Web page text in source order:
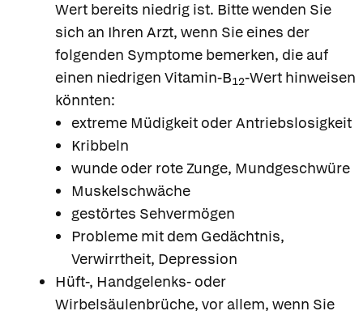
Wert bereits niedrig ist. Bitte wenden Sie
sich an Ihren Arzt, wenn Sie eines der
folgenden Symptome bemerken, die auf
einen niedrigen Vitamin-B12-Wert hinweisen
könnten:
extreme Müdigkeit oder Antriebslosigkeit
Kribbeln
wunde oder rote Zunge, Mundgeschwüre
Muskelschwäche
gestörtes Sehvermögen
Probleme mit dem Gedächtnis,
Verwirrtheit, Depression
Hüft-, Handgelenks- oder
Wirbelsäulenbrüche, vor allem, wenn Sie